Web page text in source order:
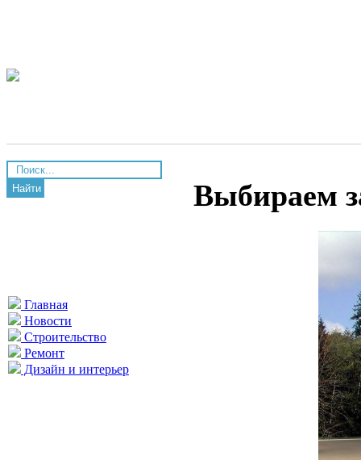
Найти
Главная
Новости
Строительство
Ремонт
Дизайн и интерьер
Выбираем